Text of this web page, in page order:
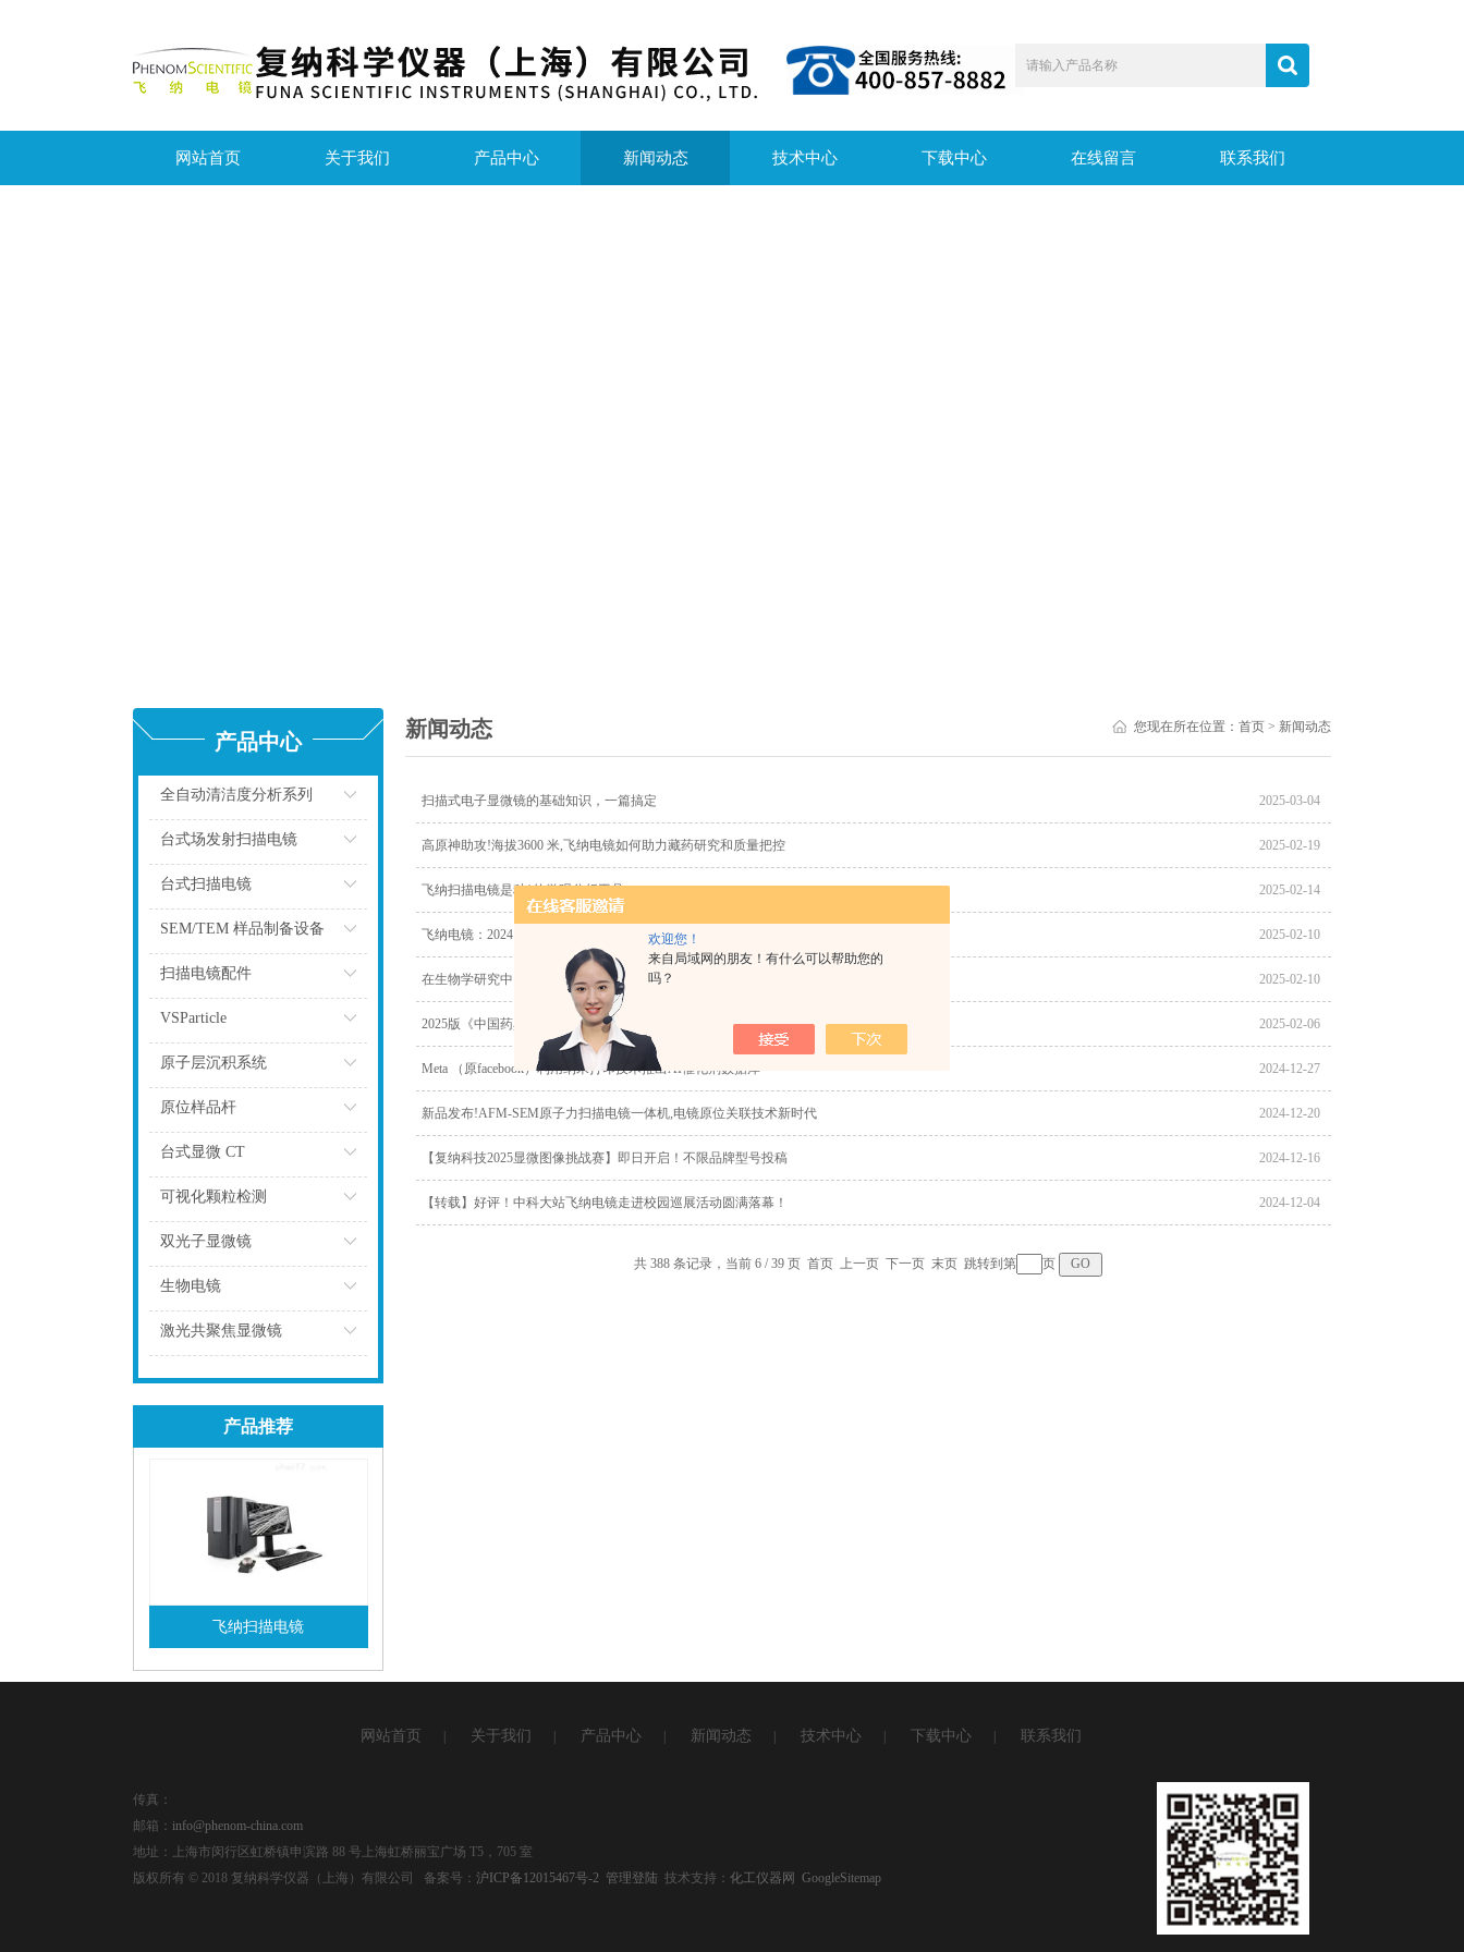
欢迎您！
来自局域网的朋友！有什么可以帮助您的
吗？
网站首页 关于我们 产品中心 新闻动态 技术中心 下载中心 在线留言 联系我们
产品中心
全自动清洁度分析系列
点击
台式场发射扫描电镜
台式扫描电镜
点击
SEM/TEM 样品制备设备
扫描电镜配件
VSParticle
原子层沉积系统
原位样品杆
台式显微 CT
可视化颗粒检测
双光子显微镜
生物电镜
点击
激光共聚焦显微镜
产品推荐
飞纳扫描电镜
查看详情
新闻动态 您现在所在位置： 首页 > 新闻动态
2025-03-04
扫描式电子显微镜的基础知识，一篇搞定
2025-02-19
高原神助攻!海拔3600 米,飞纳电镜如何助力藏药研究和质量把控
2025-02-14
飞纳扫描电镜是种*的微观分析工具
2025-02-10
飞纳电镜：2024 年，这些科研成果背后的“隐藏功臣”竟然是它！
2025-02-10
在生物学研究中，飞纳扫描电镜发挥着重要作用
2025-02-06
2025版《中国药典》新动向：飞纳扫描电镜符合药包材质检标准
2024-12-27
Meta （原facebook）利用纳米打印技术推出AI催化剂数据库
2024-12-20
新品发布!AFM-SEM原子力扫描电镜一体机,电镜原位关联技术新时代
2024-12-16
【复纳科技2025显微图像挑战赛】即日开启！不限品牌型号投稿
2024-12-04
【转载】好评！中科大站飞纳电镜走进校园巡展活动圆满落幕！
共 388 条记录，当前 6 / 39 页 首页 上一页 下一页 末页 跳转到第 页
网站首页 关于我们 产品中心 新闻动态 技术中心 下载中心 联系我们
传真：
邮箱： info@phenom-china.com
地址：上海市闵行区虹桥镇申滨路 88 号上海虹桥丽宝广场 T5，705 室
版权所有 © 2018 复纳科学仪器（上海）有限公司 备案号： 沪ICP备12015467号-2 管理登陆 技术支持： 化工仪器网 GoogleSitemap